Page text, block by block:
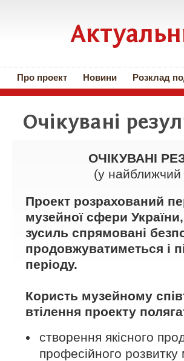
Про проект Новини Розклад
Очікувані
ОЧІКУВАНІ
(у найближчий
Проект розрахований
музейної сфери
зусиль спрямовані
продовжуватиметься і
періоду.
Користь музейному
втілення проекту
створення якісного
професійного розвитку